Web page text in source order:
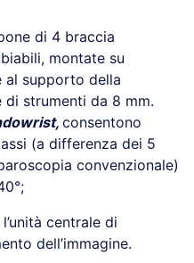
di 4 braccia
montate su
al supporto della
strumenti da 8 mm.
consentono
(a differenza dei 5
convenzionale)
centrale di
dell’immagine.